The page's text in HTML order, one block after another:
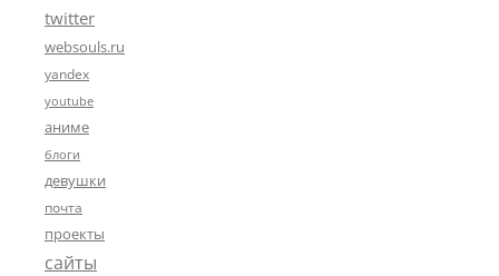
twitter
websouls.ru
yandex
youtube
аниме
блоги
девушки
почта
проекты
сайты